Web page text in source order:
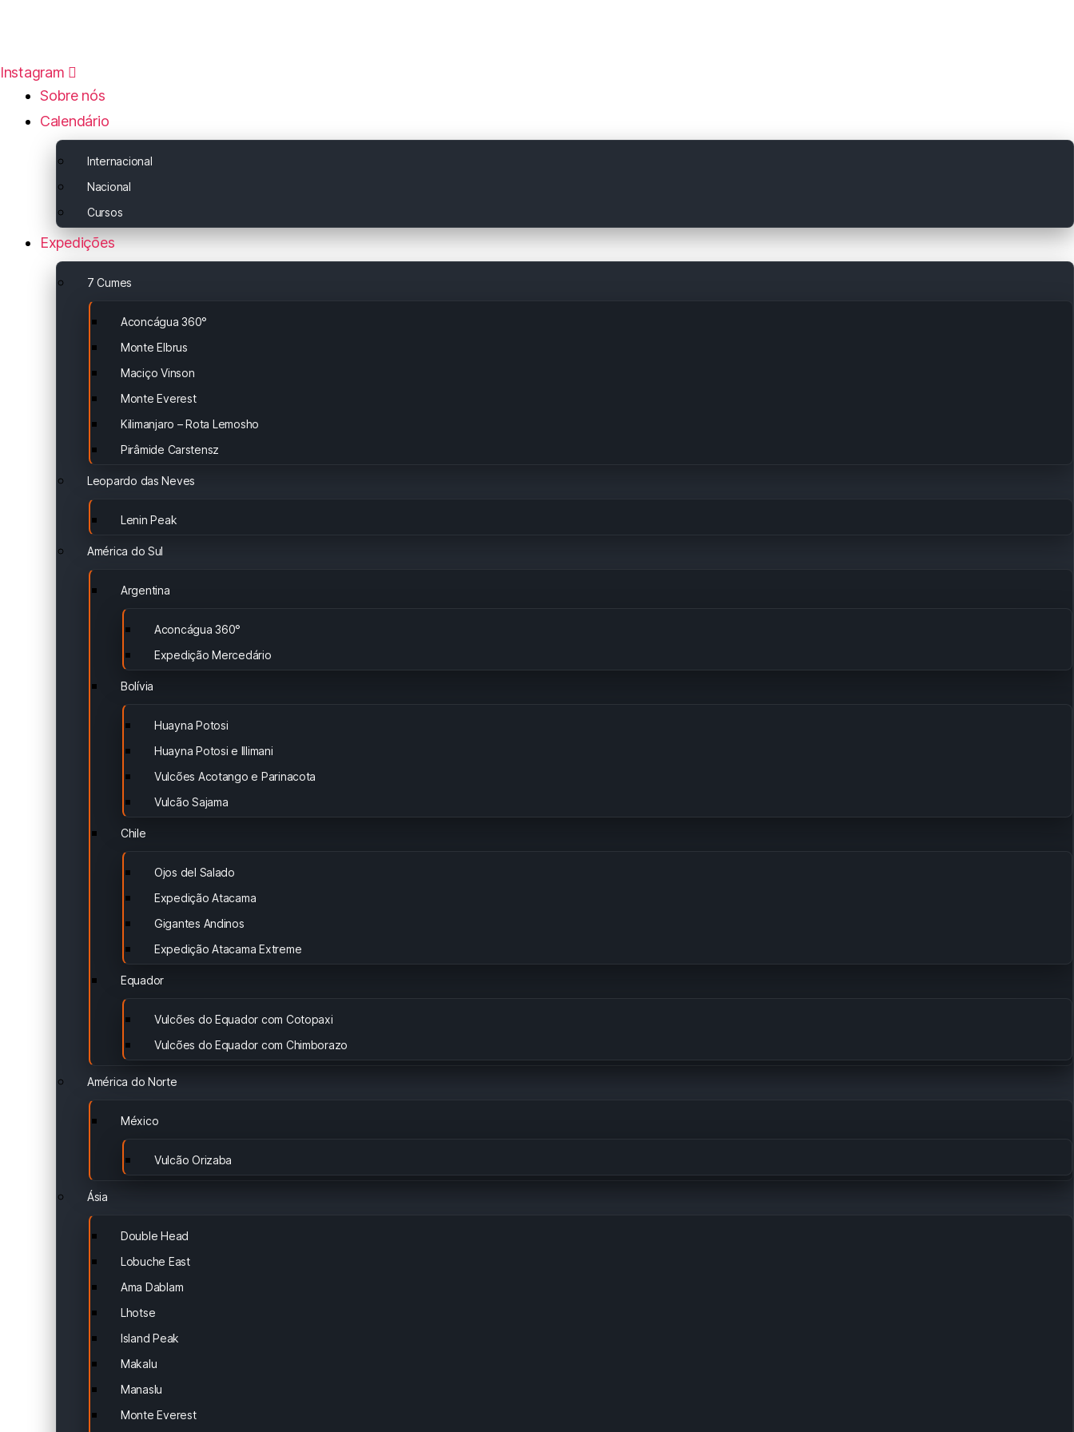
Instagram
Sobre nós
Calendário
Internacional
Nacional
Cursos
Expedições
7 Cumes
Aconcágua 360°
Monte Elbrus
Maciço Vinson
Monte Everest
Kilimanjaro – Rota Lemosho
Pirâmide Carstensz
Leopardo das Neves
Lenin Peak
América do Sul
Argentina
Aconcágua 360°
Expedição Mercedário
Bolívia
Huayna Potosi
Huayna Potosi e Illimani
Vulcões Acotango e Parinacota
Vulcão Sajama
Chile
Ojos del Salado
Expedição Atacama
Gigantes Andinos
Expedição Atacama Extreme
Equador
Vulcões do Equador com Cotopaxi
Vulcões do Equador com Chimborazo
América do Norte
México
Vulcão Orizaba
Ásia
Double Head
Lobuche East
Ama Dablam
Lhotse
Island Peak
Makalu
Manaslu
Monte Everest